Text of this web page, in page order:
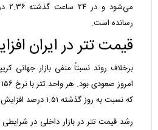
رسانده است.
قیمت تتر در ایران
برخلاف روند نسبتاً منفی بازار جهانی
که نسبت به روز گذشته ۱.۵۱ درصد افزایش را نشان می‌دهد.
رشد قیمت تتر در بازار داخلی در